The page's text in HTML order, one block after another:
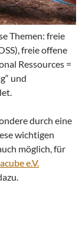
Themen: freie
freie offene
Ressources =
und
durch eine
wichtigen
möglich, für
e.V.